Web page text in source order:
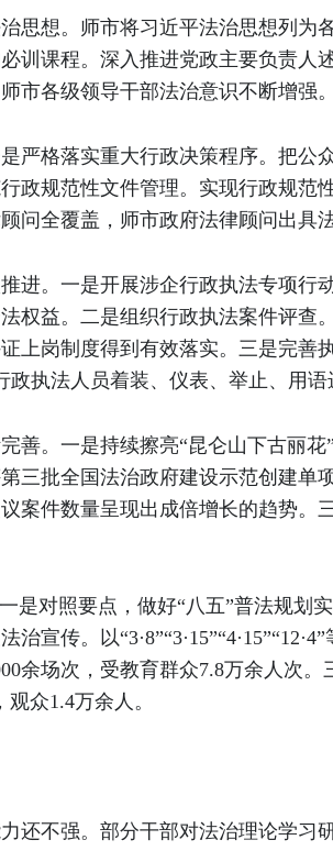
思想。师市将习近平法治思想列
训课程。深入推进党政主要负责
市各级领导干部法治意识不断增强。
严格落实重大行政决策程序。把
政规范性文件管理。实现行政规
问全覆盖，师市政府法律顾问出具
进。一是开展涉企行政执法专项
权益。二是组织行政执法案件评查
上岗制度得到有效落实。三是完善
政执法人员着装、仪表、举止、用语
善。一是持续擦亮“昆仑山下古丽
三批全国法治政府建设示范创建单
案件数量呈现出成倍增长的趋势
是对照要点，做好“八五”普法规
宣传。以
余场次，受教育群众7.8万余人次
众1.4万余人。
还不强。部分干部对法治理论学